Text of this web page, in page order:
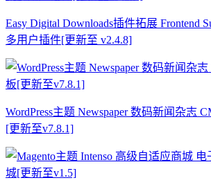
Easy Digital Downloads插件拓展 Frontend
多用户插件[更新至 v2.4.8]
WordPress主题 Newspaper 数码新闻杂志
[更新至v7.8.1]